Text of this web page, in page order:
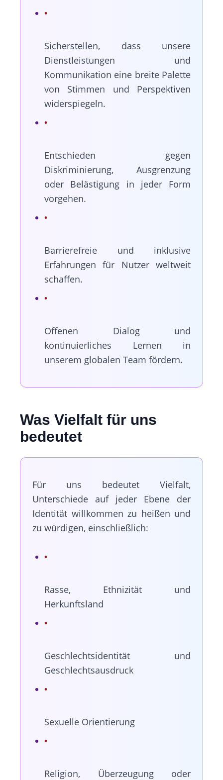
Sicherstellen, dass unsere
Dienstleistungen und
Kommunikation eine breite Palette
von Stimmen und Perspektiven
widerspiegeln.
Entschieden gegen
Diskriminierung, Ausgrenzung
oder Belästigung in jeder Form
vorgehen.
Barrierefreie und inklusive
Erfahrungen für Nutzer weltweit
schaffen.
Offenen Dialog und
kontinuierliches Lernen in
unserem globalen Team fördern.
Was Vielfalt für uns
bedeutet
Für uns bedeutet Vielfalt,
Unterschiede auf jeder Ebene der
Identität willkommen zu heißen und
zu würdigen, einschließlich:
Rasse, Ethnizität und
Herkunftsland
Geschlechtsidentität und
Geschlechtsausdruck
Sexuelle Orientierung
Religion, Überzeugung oder